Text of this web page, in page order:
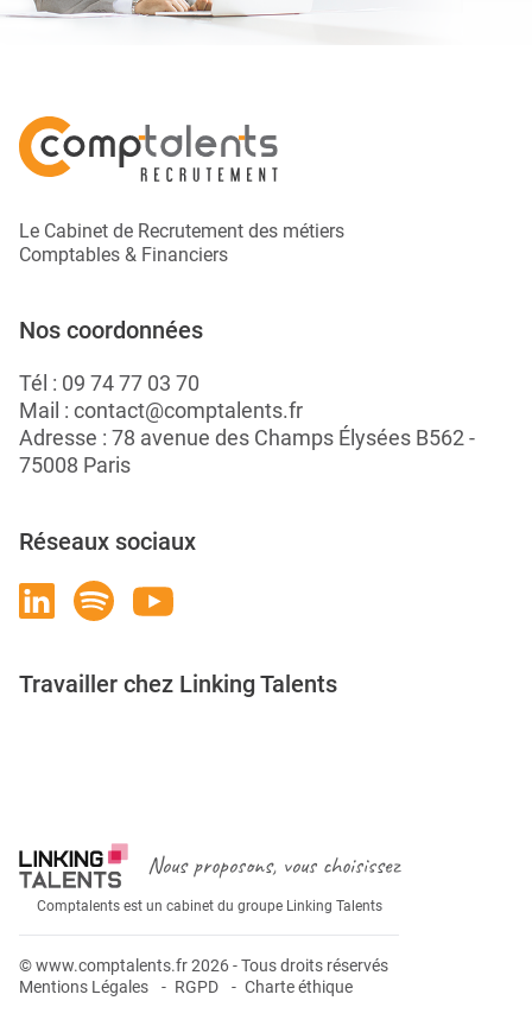
Le Cabinet de Recrutement des métiers
Comptables & Financiers
Nos coordonnées
Tél : 09 74 77 03 70
Mail : contact@comptalents.fr
Adresse : 78 avenue des Champs Élysées B562 -
75008 Paris
Réseaux sociaux
Travailler chez Linking Talents
Nous proposons, vous choisissez
Comptalents est un cabinet du groupe Linking Talents
© www.comptalents.fr 2026 - Tous droits réservés
Mentions Légales
RGPD Charte éthique